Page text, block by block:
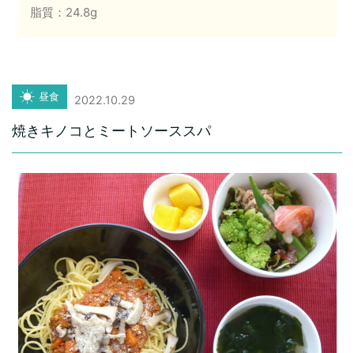
脂質：24.8g
昼食 2022.10.29
焼きキノコとミートソーススパ